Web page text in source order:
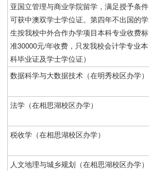
亚国立管理与商业学院留学，满足授予条件
可获中澳双学士学位证。第四年不出国的学
生按我校中外合作办学项目本科专业收费标
准30000元/年收费，只发我校会计学专业本
科毕业证及学士学位证）
数据科学与大数据技术（在明秀校区办学）
法学（在相思湖校区办学）
税收学（在相思湖校区办学）
人文地理与城乡规划（在相思湖校区办学）